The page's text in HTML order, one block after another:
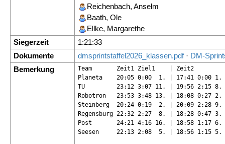
Reichenbach, Anselm
Baath, Ole
Ellke, Margarethe
Siegerzeit
1:21:33
Dokumente
dmsprintstaffel2026_klassen.pdf· DM-
Bemerkung
Team       Zeit1 Ziel1    | Zeit2
Planeta    20:05 0:00  1. | 17:41 0:00
TU         23:12 3:07 11. | 19:56 2:15 8.
Robotron   23:53 3:48 13. | 18:08 0:27
Steinberg  20:24 0:19  2. | 20:09 2:28
Regensburg 22:32 2:27  8. | 18:28 0:47
Post       24:21 4:16 16. | 18:58 1:17 6.
Seesen     22:13 2:08  5. | 18:56 1:15